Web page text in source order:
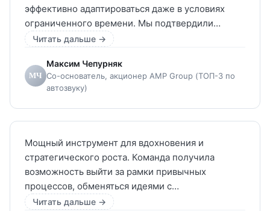
эффективно адаптироваться даже в условиях
ограниченного времени. Мы подтвердили
ключевые решения и задали стратегическое
Читать дальше →
МЧ
Максим Чепурняк
Со-основатель, акционер AMP Group (ТОП-3 по
автозвуку)
Мощный инструмент для вдохновения и
стратегического роста. Команда получила
возможность выйти за рамки привычных
процессов, обменяться идеями с
мотивирующими экспертами и выработать
Читать дальше →